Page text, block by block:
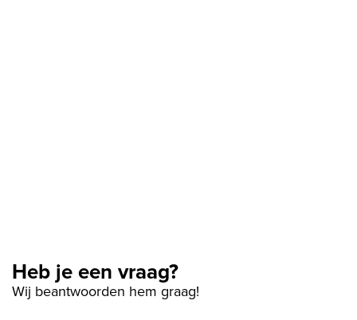
Heb je een vraag?
Wij beantwoorden hem graag!